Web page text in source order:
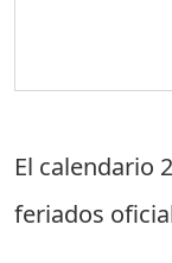
El calendario
feriados